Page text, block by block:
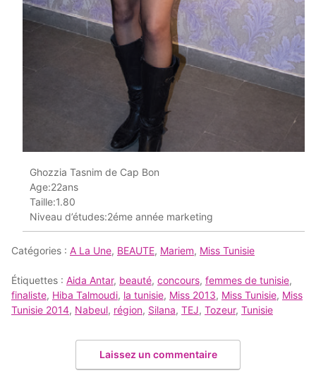
Ghozzia Tasnim de Cap Bon
Age:22ans
Taille:1.80
Niveau d’études:2éme année marketing
Catégories : A La Une, BEAUTE, Mariem, Miss Tunisie
Étiquettes : Aida Antar, beauté, concours, femmes de tunisie,
finaliste, Hiba Talmoudi, la tunisie, Miss 2013, Miss Tunisie, Miss
Tunisie 2014, Nabeul, région, Silana, TEJ, Tozeur, Tunisie
Laissez un commentaire